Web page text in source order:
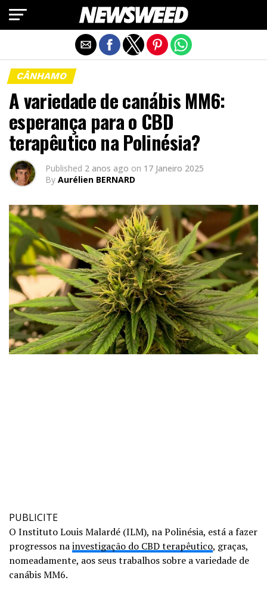
CÂNHAMO
A variedade de canábis MM6:
esperança para o CBD
terapêutico na Polinésia?
Published 2 anos ago on 17 Janeiro 2025
By Aurélien BERNARD
PUBLICITE
O Instituto Louis Malardé (ILM), na Polinésia, está a fazer
progressos nainvestigação do CBD terapêutico, graças,
nomeadamente, aos seus trabalhos sobre a variedade de
canábis MM6.
Exit mobile version